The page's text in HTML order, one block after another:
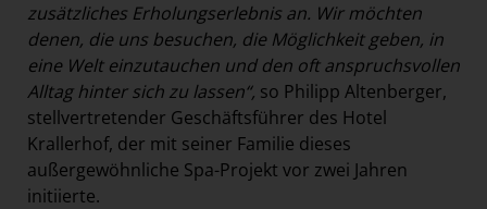
zusätzliches Erholungserlebnis an. Wir möchten
denen, die uns besuchen, die Möglichkeit geben, in
eine Welt einzutauchen und den oft anspruchsvollen
Alltag hinter sich zu lassen“, so Philipp Altenberger,
stellvertretender Geschäftsführer des Hotel
Krallerhof, der mit seiner Familie dieses
außergewöhnliche Spa-Projekt vor zwei Jahren
initiierte.